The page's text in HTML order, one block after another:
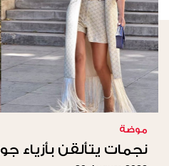
موضة
نجمات يتألقن بأزياء